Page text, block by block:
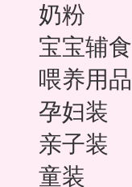
奶粉
宝宝辅食
喂养用品
孕妇装
亲子装
童装